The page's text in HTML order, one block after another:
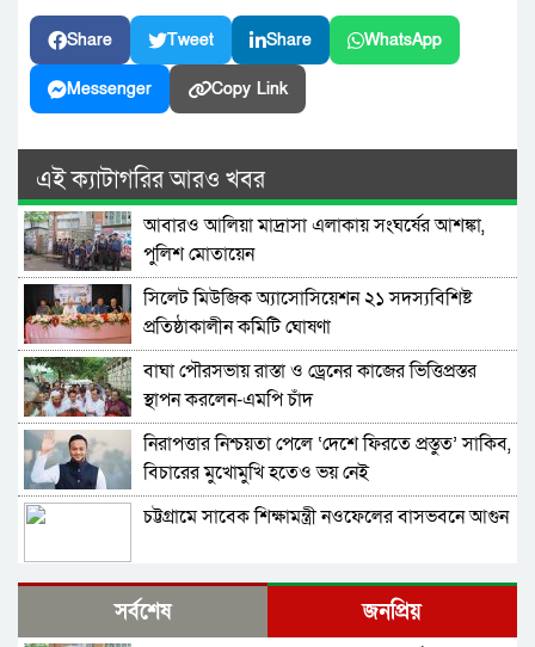
Share Tweet Share WhatsApp
Messenger Copy Link
এই ক্যাটাগরির আরও খবর
আবারও আলিয়া মাদ্রাসা এলাকায় সংঘর্ষের আশঙ্কা,
পুলিশ মোতায়েন
সিলেট মিউজিক অ্যাসোসিয়েশন ২১ সদস্যবিশিষ্ট
প্রতিষ্ঠাকালীন কমিটি ঘোষণা
বাঘা পৌরসভায় রাস্তা ও ড্রেনের কাজের ভিত্তিপ্রস্তর
স্থাপন করলেন-এমপি চাঁদ
নিরাপত্তার নিশ্চয়তা পেলে ‘দেশে ফিরতে প্রস্তুত’ সাকিব,
বিচারের মুখোমুখি হতেও ভয় নেই
চট্টগ্রামে সাবেক শিক্ষামন্ত্রী নওফেলের বাসভবনে আগুন
বগুড়ায় ও সিলেটে দুই ঘণ্টার ব্যবধানে সড়ক দুর্ঘটনায়
শিশুসহ প্রাণ গেল ১৫ জনের
সর্বশেষ জনপ্রিয়